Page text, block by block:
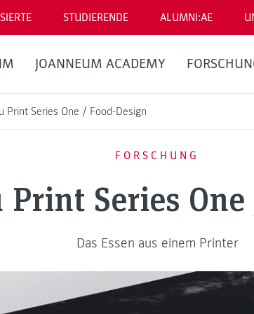
STUDIERENDE ALUMNI:AE
JOANNEUM ACADEMY
Print Series One / Food-Design
FORSCHUNG
Print Series
Das Essen aus einem Printer